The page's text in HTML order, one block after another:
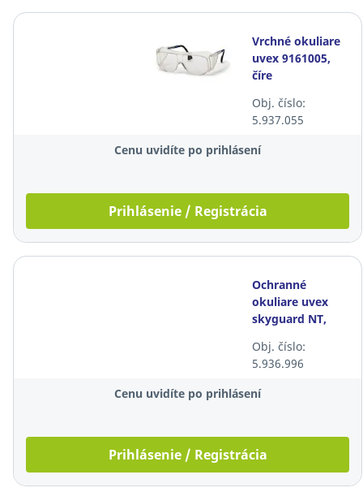
Vrchné okuliare
uvex 9161005,
číre
Obj. číslo:
5.937.055
Cenu uvidíte po prihlásení
Prihlásenie / Registrácia
Ochranné
okuliare uvex
skyguard NT,
Obj. číslo:
5.936.996
Cenu uvidíte po prihlásení
Prihlásenie / Registrácia